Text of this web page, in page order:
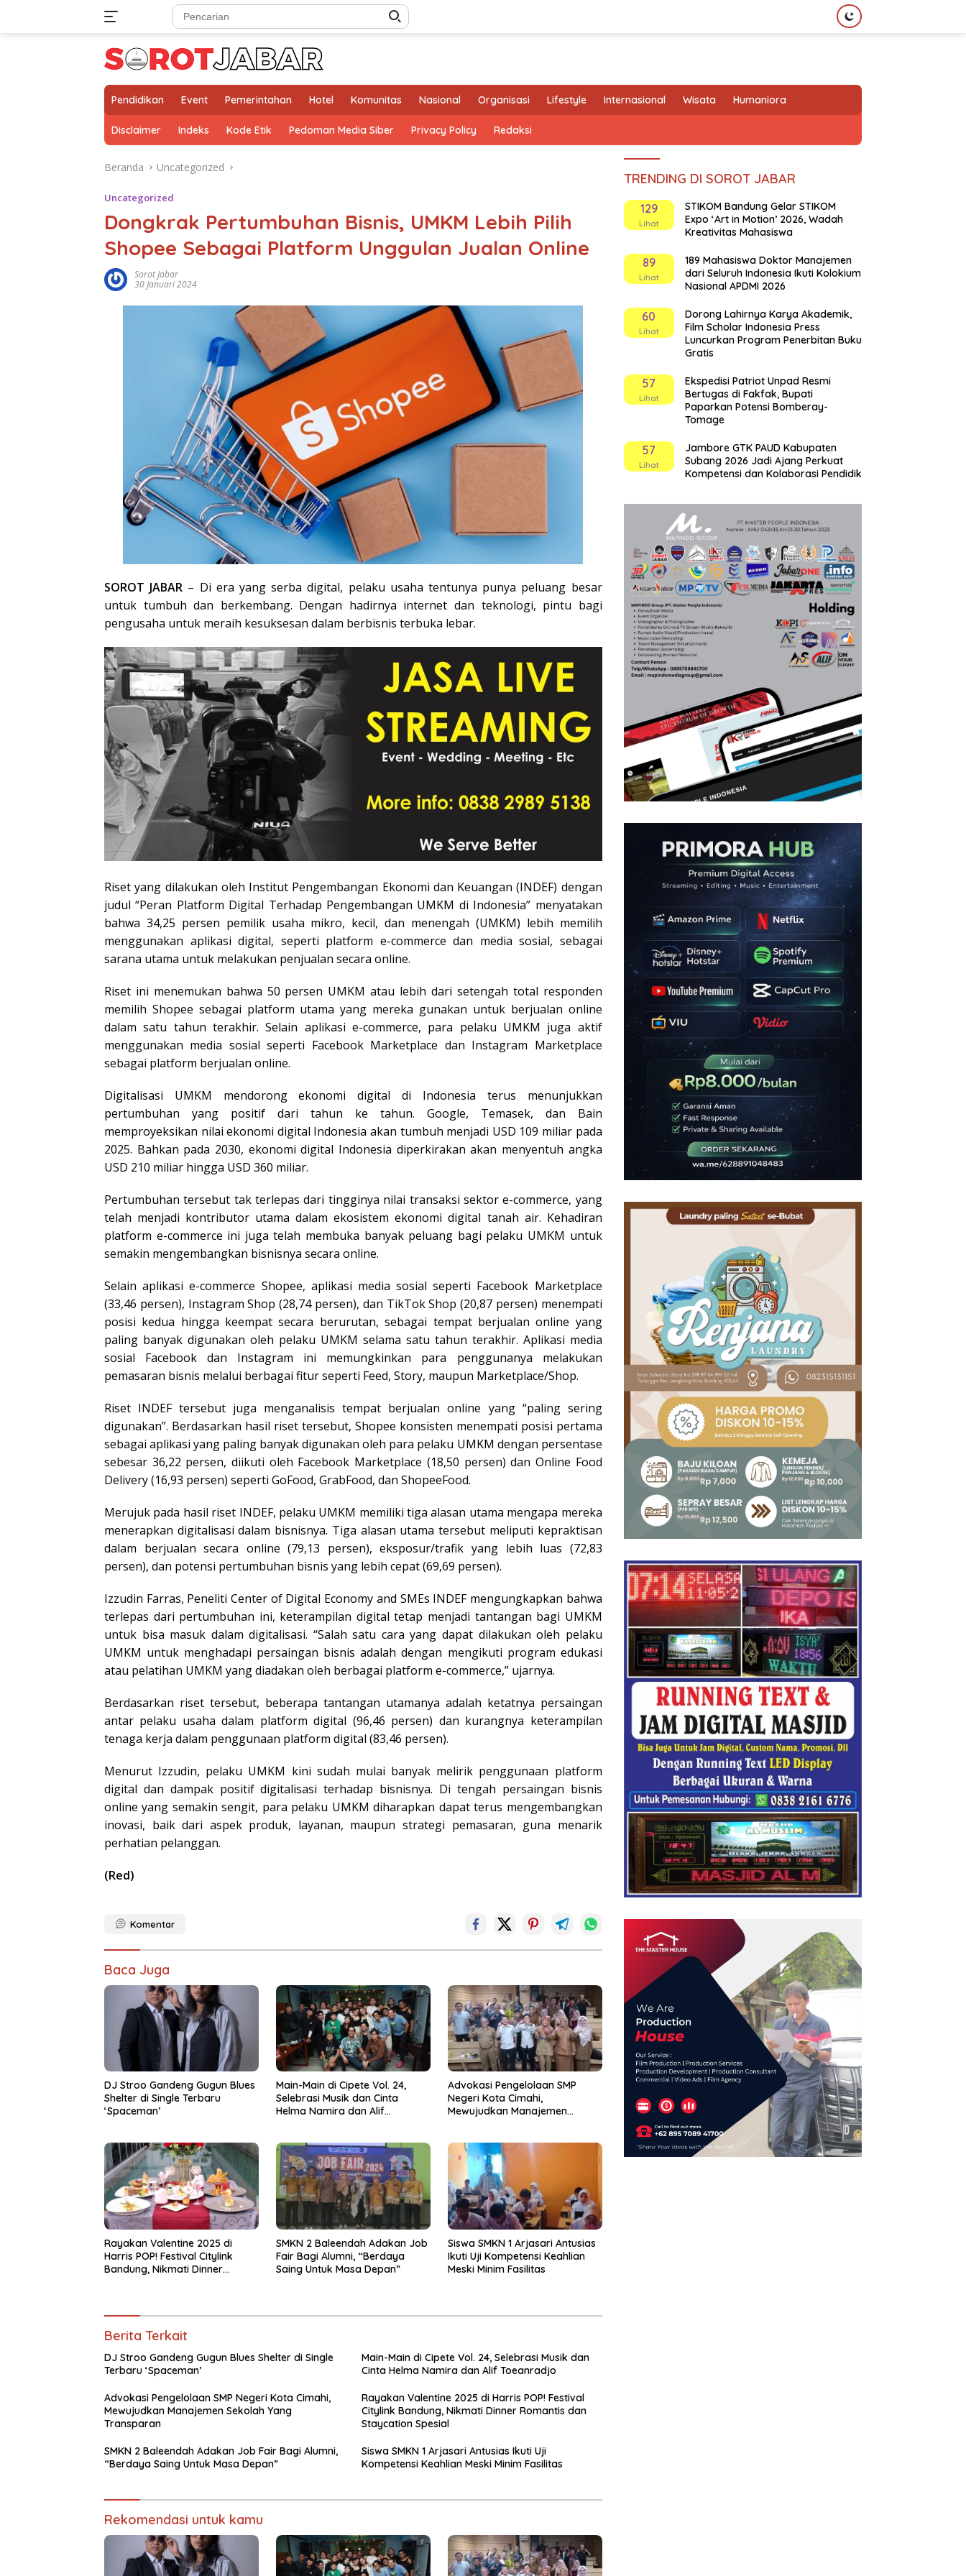
Pendidikan Event Pemerintahan Hotel Komunitas Nasional Organisasi Lifestyle Internasional Wisata Humaniora
Disclaimer Indeks Kode Etik Pedoman Media Siber Privacy Policy Redaksi
Beranda Uncategorized
Uncategorized
Dongkrak Pertumbuhan Bisnis, UMKM Lebih Pilih
Shopee Sebagai Platform Unggulan Jualan Online
Sorot Jabar
30 Januari 2024
SOROT JABAR – Di era yang serba digital, pelaku usaha tentunya punya peluang besar
untuk tumbuh dan berkembang. Dengan hadirnya internet dan teknologi, pintu bagi
pengusaha untuk meraih kesuksesan dalam berbisnis terbuka lebar.
Riset yang dilakukan oleh Institut Pengembangan Ekonomi dan Keuangan (INDEF) dengan
judul “Peran Platform Digital Terhadap Pengembangan UMKM di Indonesia” menyatakan
bahwa 34,25 persen pemilik usaha mikro, kecil, dan menengah (UMKM) lebih memilih
menggunakan aplikasi digital, seperti platform e-commerce dan media sosial, sebagai
sarana utama untuk melakukan penjualan secara online.
Riset ini menemukan bahwa 50 persen UMKM atau lebih dari setengah total responden
memilih Shopee sebagai platform utama yang mereka gunakan untuk berjualan online
dalam satu tahun terakhir. Selain aplikasi e-commerce, para pelaku UMKM juga aktif
menggunakan media sosial seperti Facebook Marketplace dan Instagram Marketplace
sebagai platform berjualan online.
Digitalisasi UMKM mendorong ekonomi digital di Indonesia terus menunjukkan
pertumbuhan yang positif dari tahun ke tahun. Google, Temasek, dan Bain
memproyeksikan nilai ekonomi digital Indonesia akan tumbuh menjadi USD 109 miliar pada
2025. Bahkan pada 2030, ekonomi digital Indonesia diperkirakan akan menyentuh angka
USD 210 miliar hingga USD 360 miliar.
Pertumbuhan tersebut tak terlepas dari tingginya nilai transaksi sektor e-commerce, yang
telah menjadi kontributor utama dalam ekosistem ekonomi digital tanah air. Kehadiran
platform e-commerce ini juga telah membuka banyak peluang bagi pelaku UMKM untuk
semakin mengembangkan bisnisnya secara online.
Selain aplikasi e-commerce Shopee, aplikasi media sosial seperti Facebook Marketplace
(33,46 persen), Instagram Shop (28,74 persen), dan TikTok Shop (20,87 persen) menempati
posisi kedua hingga keempat secara berurutan, sebagai tempat berjualan online yang
paling banyak digunakan oleh pelaku UMKM selama satu tahun terakhir. Aplikasi media
sosial Facebook dan Instagram ini memungkinkan para penggunanya melakukan
pemasaran bisnis melalui berbagai fitur seperti Feed, Story, maupun Marketplace/Shop.
Riset INDEF tersebut juga menganalisis tempat berjualan online yang “paling sering
digunakan”. Berdasarkan hasil riset tersebut, Shopee konsisten menempati posisi pertama
sebagai aplikasi yang paling banyak digunakan oleh para pelaku UMKM dengan persentase
sebesar 36,22 persen, diikuti oleh Facebook Marketplace (18,50 persen) dan Online Food
Delivery (16,93 persen) seperti GoFood, GrabFood, dan ShopeeFood.
Merujuk pada hasil riset INDEF, pelaku UMKM memiliki tiga alasan utama mengapa mereka
menerapkan digitalisasi dalam bisnisnya. Tiga alasan utama tersebut meliputi kepraktisan
dalam berjualan secara online (79,13 persen), eksposur/trafik yang lebih luas (72,83
persen), dan potensi pertumbuhan bisnis yang lebih cepat (69,69 persen).
Izzudin Farras, Peneliti Center of Digital Economy and SMEs INDEF mengungkapkan bahwa
terlepas dari pertumbuhan ini, keterampilan digital tetap menjadi tantangan bagi UMKM
untuk bisa masuk dalam digitalisasi. “Salah satu cara yang dapat dilakukan oleh pelaku
UMKM untuk menghadapi persaingan bisnis adalah dengan mengikuti program edukasi
atau pelatihan UMKM yang diadakan oleh berbagai platform e-commerce,” ujarnya.
Berdasarkan riset tersebut, beberapa tantangan utamanya adalah ketatnya persaingan
antar pelaku usaha dalam platform digital (96,46 persen) dan kurangnya keterampilan
tenaga kerja dalam penggunaan platform digital (83,46 persen).
Menurut Izzudin, pelaku UMKM kini sudah mulai banyak melirik penggunaan platform
digital dan dampak positif digitalisasi terhadap bisnisnya. Di tengah persaingan bisnis
online yang semakin sengit, para pelaku UMKM diharapkan dapat terus mengembangkan
inovasi, baik dari aspek produk, layanan, maupun strategi pemasaran, guna menarik
perhatian pelanggan.
(Red)
Komentar
Baca Juga
DJ Stroo Gandeng Gugun Blues
Shelter di Single Terbaru
‘Spaceman’
Main-Main di Cipete Vol. 24,
Selebrasi Musik dan Cinta
Helma Namira dan Alif
Advokasi Pengelolaan SMP
Negeri Kota Cimahi,
Mewujudkan Manajemen
Rayakan Valentine 2025 di
Harris POP! Festival Citylink
Bandung, Nikmati Dinner
SMKN 2 Baleendah Adakan Job
Fair Bagi Alumni, “Berdaya
Saing Untuk Masa Depan”
Siswa SMKN 1 Arjasari Antusias
Ikuti Uji Kompetensi Keahlian
Meski Minim Fasilitas
Berita Terkait
DJ Stroo Gandeng Gugun Blues Shelter di Single
Terbaru ‘Spaceman’
Main-Main di Cipete Vol. 24, Selebrasi Musik dan
Cinta Helma Namira dan Alif Toeanradjo
Advokasi Pengelolaan SMP Negeri Kota Cimahi,
Mewujudkan Manajemen Sekolah Yang
Transparan
Rayakan Valentine 2025 di Harris POP! Festival
Citylink Bandung, Nikmati Dinner Romantis dan
Staycation Spesial
SMKN 2 Baleendah Adakan Job Fair Bagi Alumni,
“Berdaya Saing Untuk Masa Depan”
Siswa SMKN 1 Arjasari Antusias Ikuti Uji
Kompetensi Keahlian Meski Minim Fasilitas
Rekomendasi untuk kamu
TRENDING DI SOROT JABAR
129
Lihat
STIKOM Bandung Gelar STIKOM
Expo ‘Art in Motion’ 2026, Wadah
Kreativitas Mahasiswa
89
Lihat
189 Mahasiswa Doktor Manajemen
dari Seluruh Indonesia Ikuti Kolokium
Nasional APDMI 2026
60
Lihat
Dorong Lahirnya Karya Akademik,
Film Scholar Indonesia Press
Luncurkan Program Penerbitan Buku
Gratis
57
Lihat
Ekspedisi Patriot Unpad Resmi
Bertugas di Fakfak, Bupati
Paparkan Potensi Bomberay-
Tomage
57
Lihat
Jambore GTK PAUD Kabupaten
Subang 2026 Jadi Ajang Perkuat
Kompetensi dan Kolaborasi Pendidik